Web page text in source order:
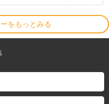
をもっとみる